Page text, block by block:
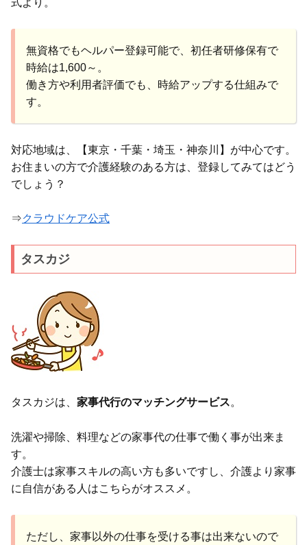
式より。
無資格でもヘルパー登録可能で、初任者研修保有で
時給は1,600～。
働き方や利用者評価でも、時給アップする仕組みで
す。
対応地域は、【東京・千葉・埼玉・神奈川】が中心です。
お住まいの方で介護経験のある方は、登録してみてはどう
でしょう？
⇒クラウドケア公式
タスカジ
タスカジは、 家事代行のマッチングサービス。
洗濯や掃除、料理などの家事代の仕事で働く事が出来ま
す。
介護士は家事スキルの高い方も多いですし、介護より家事
に自信がある人はこちらがオススメ。
ただし、家事以外の仕事を受ける事は出来ないので